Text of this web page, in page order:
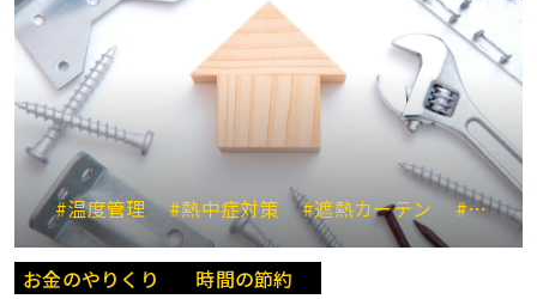
#温度管理 #熱中症対策 #遮熱カーテン #体温調節
お金のやりくり 時間の節約